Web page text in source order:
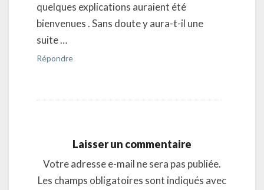
quelques explications auraient été
bienvenues . Sans doute y aura-t-il une
suite …
Répondre
Laisser un commentaire
Votre adresse e-mail ne sera pas publiée.
Les champs obligatoires sont indiqués avec